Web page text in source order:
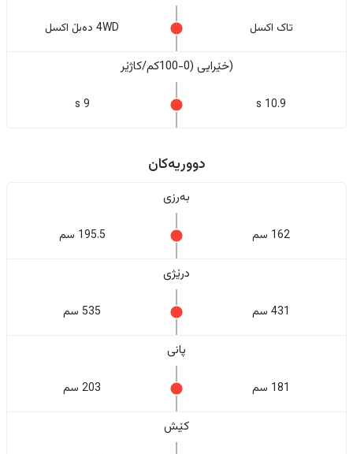
تاک اکسل 4WD دەبڵ اکسل
(خێرایی (0-100کم/کاژێر
10.9 s
9 s
دووریەکان
بەرزی
162 سم 195.5 سم
درێژی
431 سم 535 سم
پانی
181 سم 203 سم
کێش